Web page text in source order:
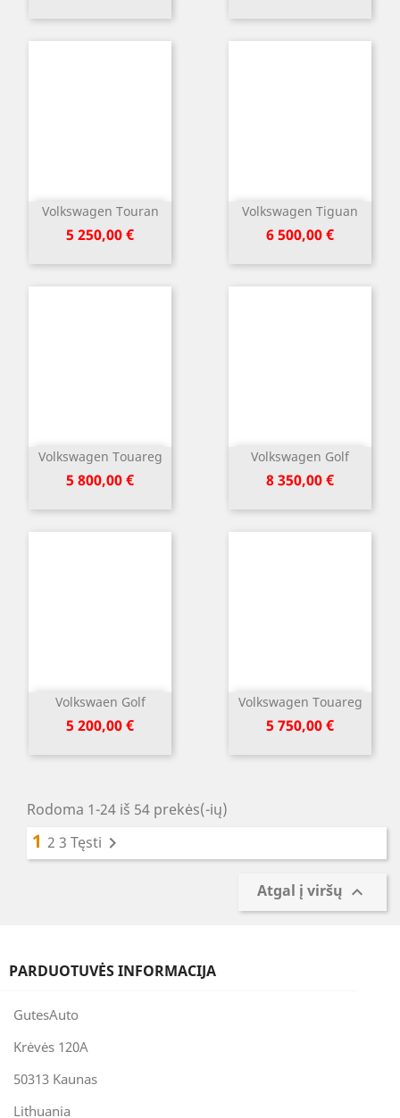
Volkswagen Touran
Kaina
5 250,00 €
Volkswagen Tiguan
Kaina
6 500,00 €
Volkswagen Touareg
Kaina
5 800,00 €
Volkswagen Golf
Kaina
8 350,00 €
Volkswaen Golf
Kaina
5 200,00 €
Volkswagen Touareg
Kaina
5 750,00 €
Rodoma 1-24 iš 54 prekės(-ių)
1 2 3 Tęsti 
Atgal į viršų 
PARDUOTUVĖS INFORMACIJA
GutesAuto
Krėvės 120A
50313 Kaunas
Lithuania